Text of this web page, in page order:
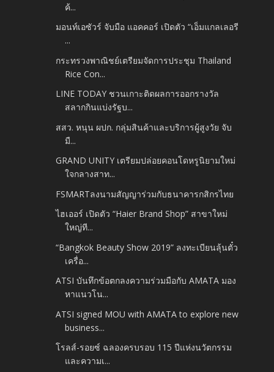
ค้...
มอนท์เอซัวร์ จับมือ แอคคอร์ เปิดตัว “เอ็มแกลเลอรี
...
กระทรวงพาณิชย์เตรียมจัดการประชุม Thailand
Rice Con...
LINE TODAY ชวนเกาะติดผลการออกรางวัล
สลากกินแบ่งรัฐบ...
สสว. หนุน ผปก. กลุ่มสินค้าและบริการผู้สูงวัย จับ
มื...
GRAND UNITY เตรียมปล่อยคอนโดหรูนิยามใหม่
ใจกลางสาท...
FSMARTลงนามสัญญาร่วมกับธนาคารกสิกรไทย
ไฮเออร์ เปิดตัว “Haier Brand Shop” สาขาใหม่
ใหญ่ที...
“Bangkok Beauty Show 2019” ลงทะเบียนลุ้นตั๋ว
เครื่อ...
ATSI บันทึกข้อตกลงความร่วมมือกับ AMATA มอง
หาแนวโน...
ATSI signed MOU with AMATA to explore new
business...
โรลส์-รอยซ์ ฉลองครบรอบ 115 ปีแห่งนวัตกรรม
และความเ...